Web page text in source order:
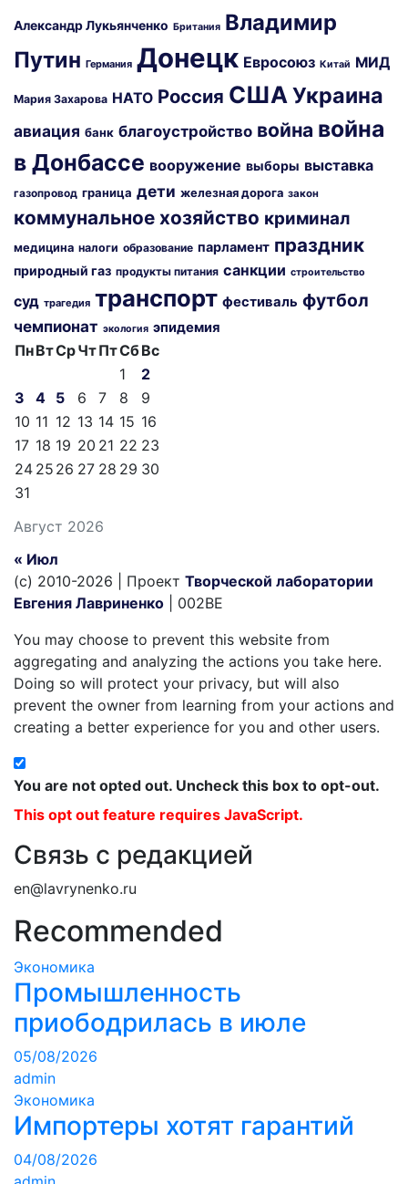
Александр Лукьянченко Британия Владимир
Путин Германия Донецк Евросоюз Китай МИД
Мария Захарова НАТО Россия США Украина
авиация банк благоустройство война война
в Донбассе вооружение выборы выставка
газопровод граница дети железная дорога закон
коммунальное хозяйство криминал
медицина налоги образование парламент праздник
природный газ продукты питания санкции строительство
суд трагедия транспорт фестиваль футбол
чемпионат экология эпидемия
Август 2026
ПнВтСрЧтПтСбВс
1
2
3
4 5 6 7 8
9
10 11 12 13 14 15 16
17 18 19 20 21 22 23
24 25 26 27 28 29 30
31
« Июл
(c) 2010-2026 | Проект Творческой лаборатории
Евгения Лавриненко | 002BE
You may choose to prevent this website from
aggregating and analyzing the actions you take here.
Doing so will protect your privacy, but will also
prevent the owner from learning from your actions and
creating a better experience for you and other users.
You are not opted out. Uncheck this box to opt-out.
This opt out feature requires JavaScript.
Связь с редакцией
en@lavrynenko.ru
Recommended
Экономика
Промышленность
приободрилась в июле
05/08/2026
admin
Экономика
Импортеры хотят гарантий
04/08/2026